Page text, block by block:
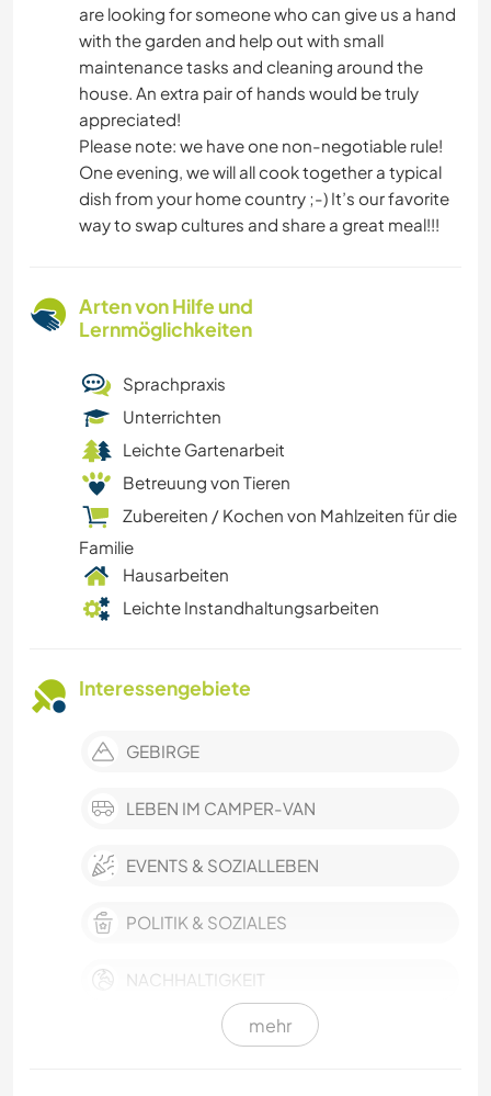
are looking for someone who can give us a hand
with the garden and help out with small
maintenance tasks and cleaning around the
house. An extra pair of hands would be truly
appreciated!
Please note: we have one non-negotiable rule!
One evening, we will all cook together a typical
dish from your home country ;-) It’s our favorite
way to swap cultures and share a great meal!!!
Arten von Hilfe und
Lernmöglichkeiten
Sprachpraxis
Unterrichten
Leichte Gartenarbeit
Betreuung von Tieren
Zubereiten / Kochen von Mahlzeiten für die
Familie
Hausarbeiten
Leichte Instandhaltungsarbeiten
Interessengebiete
GEBIRGE
LEBEN IM CAMPER-VAN
EVENTS & SOZIALLEBEN
POLITIK & SOZIALES
NACHHALTIGKEIT
mehr